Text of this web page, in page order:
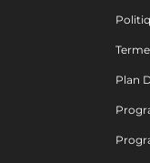
Plan